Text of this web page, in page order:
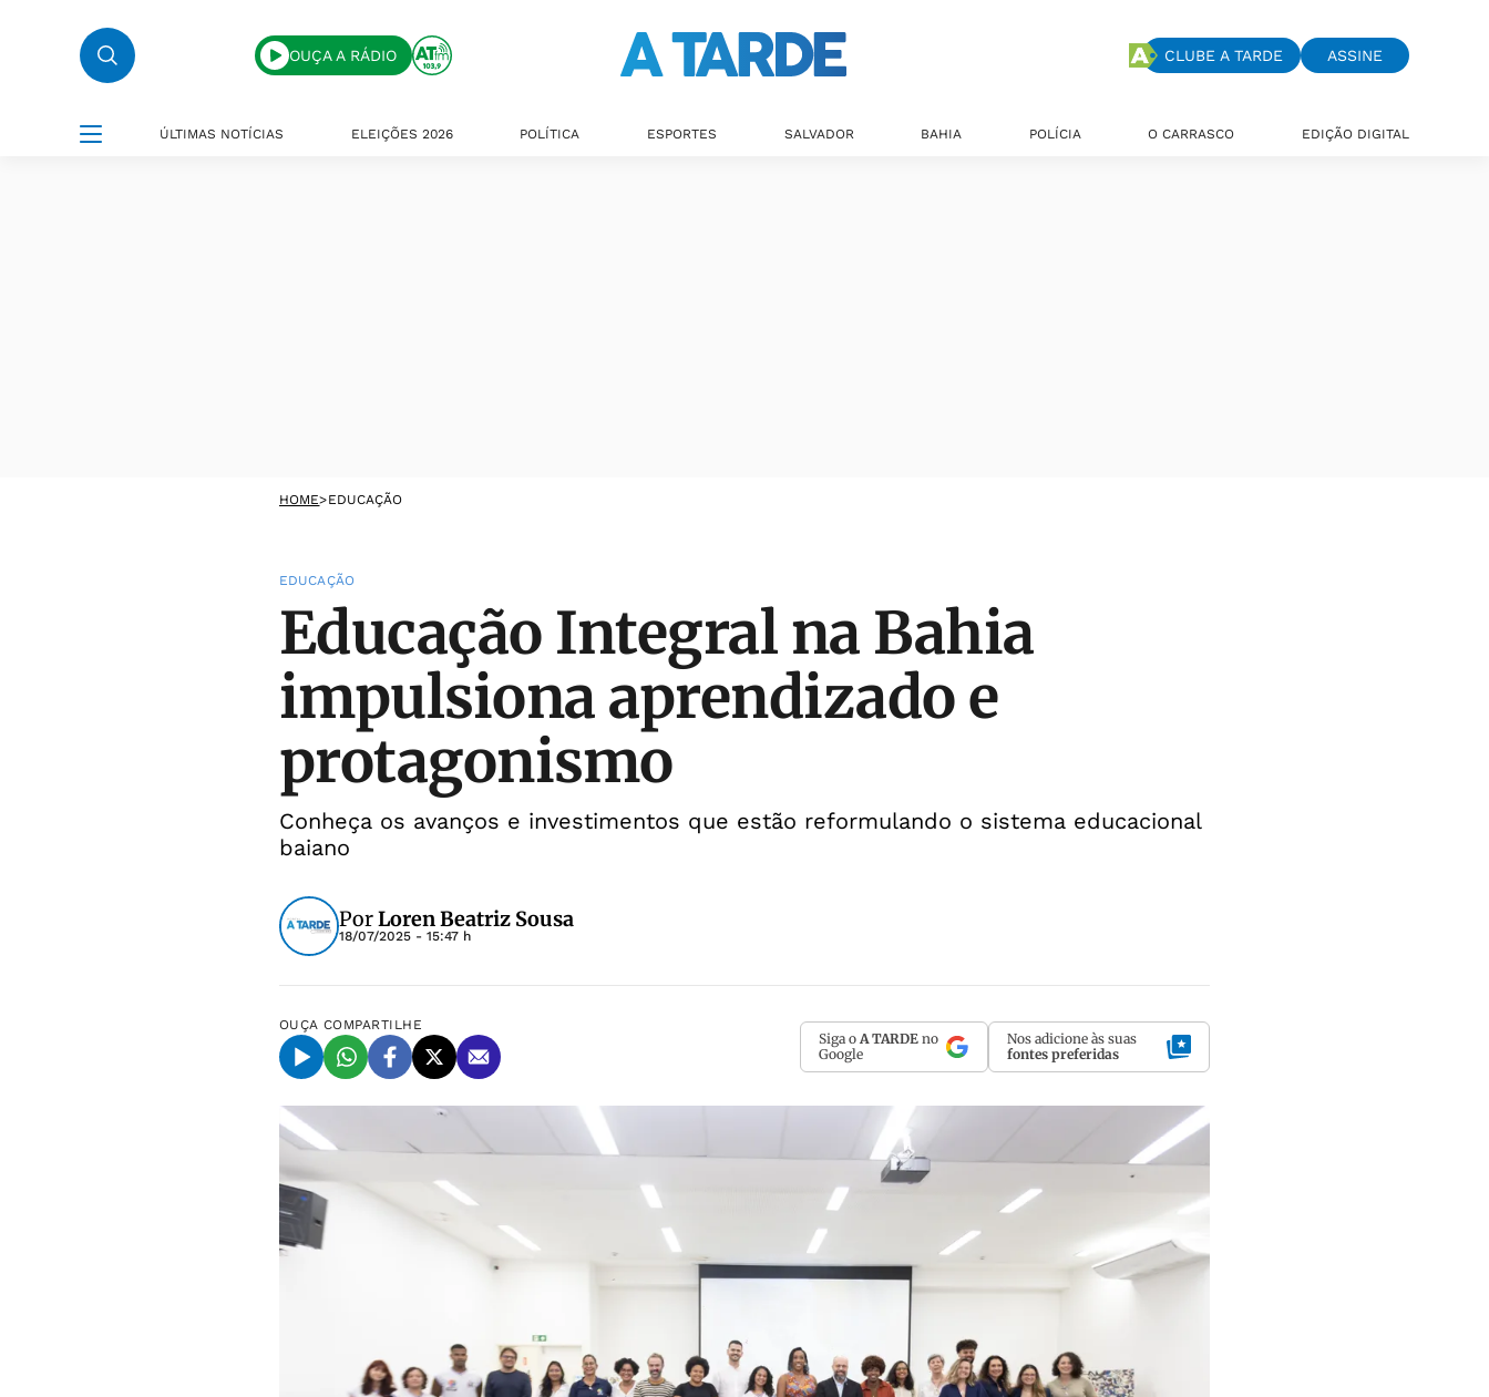
OUÇA A RÁDIO CLUBE A TARDE ASSINE
ÚLTIMAS NOTÍCIAS ELEIÇÕES 2026 POLÍTICA ESPORTES SALVADOR BAHIA POLÍCIA O CARRASCO EDIÇÃO DIGITAL
HOME>EDUCAÇÃO
EDUCAÇÃO
Educação Integral na Bahia
impulsiona aprendizado e
protagonismo
Conheça os avanços e investimentos que estão reformulando o sistema educacional
baiano
PorLoren Beatriz Sousa
18/07/2025 - 15:47 h
OUÇA COMPARTILHE
Siga o A TARDE no
Google
Nos adicione às suas
fontes preferidas